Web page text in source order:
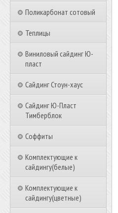
Поликарбонат сотовый
Теплицы
Виниловый сайдинг Ю-
пласт
Сайдинг Стоун-хаус
Сайдинг Ю-Пласт
Тимберблок
Соффиты
Комплектующие к
сайдингу(белые)
Комплектующие к
сайдингу(цветные)